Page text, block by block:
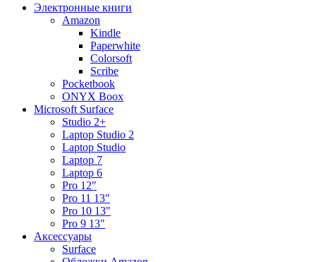
Электронные книги
Amazon
Kindle
Paperwhite
Colorsoft
Scribe
Pocketbook
ONYX Boox
Microsoft Surface
Studio 2+
Laptop Studio 2
Laptop Studio
Laptop 7
Laptop 6
Pro 12"
Pro 11 13"
Pro 10 13"
Pro 9 13"
Аксессуары
Surface